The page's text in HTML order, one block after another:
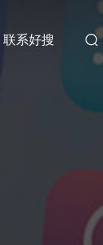
联系好搜